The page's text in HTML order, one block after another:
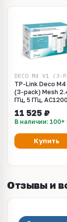
TP-Link Deco M4
(3-pack) Mesh
ГГц, 5 ГГц, AC1200
Fi система
11 525 ₽
В наличии: 100+
Купить
Отзывы и